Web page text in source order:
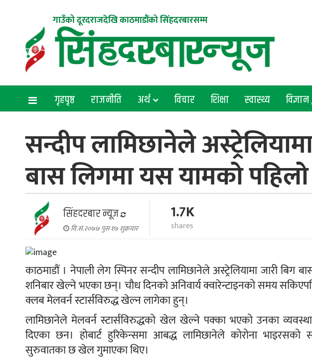
गाउँको दूरदराजदेखि काठमाडौंको सिंहदरबारसम्म
गृहपृष्ठ राजनीति अर्थ विचार शिक्षा स्वास्थ्य विज्ञान
सन्दीप लामिछानेले
बास लिगमा यस यामको
सिंहदरबार न्यूज
वि.सं.२०७७ पुस १७ शुक्रवार
1.7K
shares
काठमाडौं । नेपाली लेग स्पिनर सन्दीप लामिछानेले अस्ट्रेलियामा जारी बिग
शनिबार खेल्ने भएका छन्। चौध दिनको अनिवार्य क्वारेन्टाइनको समय
क्लब मेलवर्न स्टार्सविरुद्ध खेल्न लागेका हुन्।
लामिछानेले मेलवर्न स्टार्सविरुद्धको खेल खेल्ने पक्का भएको उनका
दिएका छन। होबार्ट हुरिकेन्समा आबद्ध लामिछानेले कोरोना
सुरुवातका छ खेल गुमाएका थिए।